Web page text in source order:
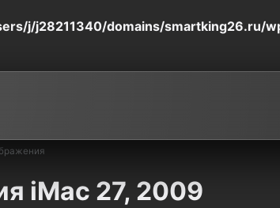
j/j28211340/domains/smartking26.ru/
iMac 27, 2009